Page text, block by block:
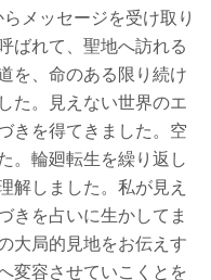
メッセージを受け取り
ばれて、聖地へ訪れる
を、命のある限り続け
た。見えない世界のエ
きを得てきました。空
。輪廻転生を繰り返し
解しました。私が見え
きを占いに生かしてま
大局的見地をお伝えす
変容させていこくとを